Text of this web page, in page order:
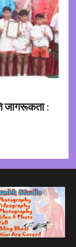
जागरूकता :